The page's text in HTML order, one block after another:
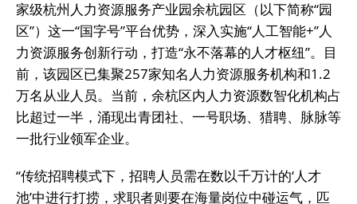
家级杭州人力资源服务产业园余杭园区（以下简称“园
区”）这一“国字号”平台优势，深入实施“人工智能+”人
力资源服务创新行动，打造“永不落幕的人才枢纽”。目
前，该园区已集聚257家知名人力资源服务机构和1.2
万名从业人员。当前，余杭区内人力资源数智化机构占
比超过一半，涌现出青团社、一号职场、猎聘、脉脉等
一批行业领军企业。
“传统招聘模式下，招聘人员需在数以千万计的‘人才
池’中进行打捞，求职者则要在海量岗位中碰运气，匹